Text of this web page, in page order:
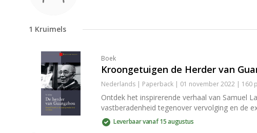
1 Kruimels
Boek
Kroongetuigen de Herder van
Nederlands | Paperback | 01 november 2022 | 160
Ontdek het inspirerende verhaal van Samuel
vastberadenheid tegenover vervolging en de
Leverbaar vanaf 15 augustus